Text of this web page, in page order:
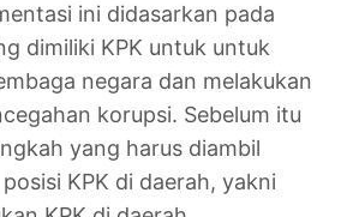
ini didasarkan pada
dimiliki KPK untuk untuk
negara dan melakukan
korupsi. Sebelum itu
yang harus diambil
KPK di daerah, yakni